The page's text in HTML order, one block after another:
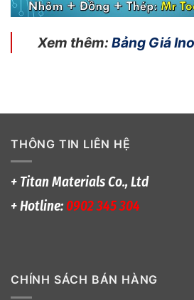
Xem thêm: Bảng Giá
THÔNG TIN LIÊN HỆ
+ Titan Materials Co., Ltd
+ Hotline:0902 345 304
CHÍNH SÁCH BÁN HÀNG